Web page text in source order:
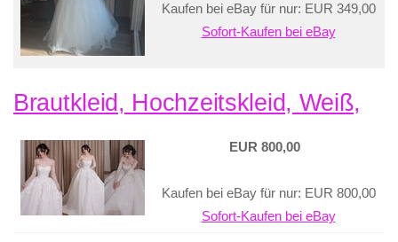
Kaufen bei eBay für nur: EUR 349,00
Sofort-Kaufen bei eBay
Brautkleid, Hochzeitskleid, Weiß,
EUR 800,00
Kaufen bei eBay für nur: EUR 800,00
Sofort-Kaufen bei eBay